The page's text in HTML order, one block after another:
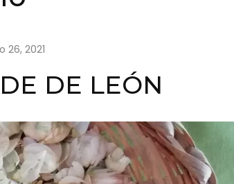
26, 2021
DE LEÓN